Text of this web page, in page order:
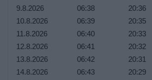
9.8.2026
06:38
20:36
10.8.2026
06:39
20:35
11.8.2026
06:40
20:33
12.8.2026
06:41
20:32
13.8.2026
06:42
20:31
14.8.2026
06:43
20:29